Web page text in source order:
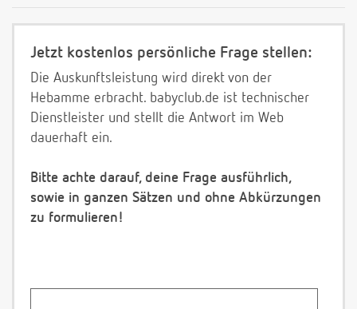
Jetzt kostenlos persönliche Frage stellen:
Die Auskunftsleistung wird direkt von der
Hebamme erbracht. babyclub.de ist technischer
Dienstleister und stellt die Antwort im Web
dauerhaft ein.
Bitte achte darauf, deine Frage ausführlich,
sowie in ganzen Sätzen und ohne Abkürzungen
zu formulieren!